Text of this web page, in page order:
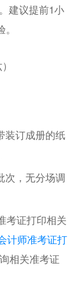
建议提前1小
装订成册的纸
次，无分场调
考证打印相关
计师准考证打
相关准考证